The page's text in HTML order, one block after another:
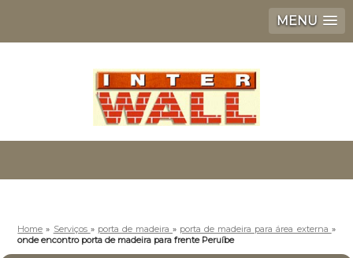
MENU
Home » Serviços » porta de madeira» porta de madeira para área externa »
onde encontro porta de madeira para frente Peruíbe